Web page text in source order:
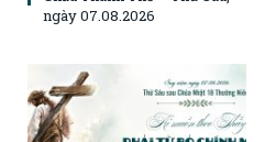
ngày 07.08.2026